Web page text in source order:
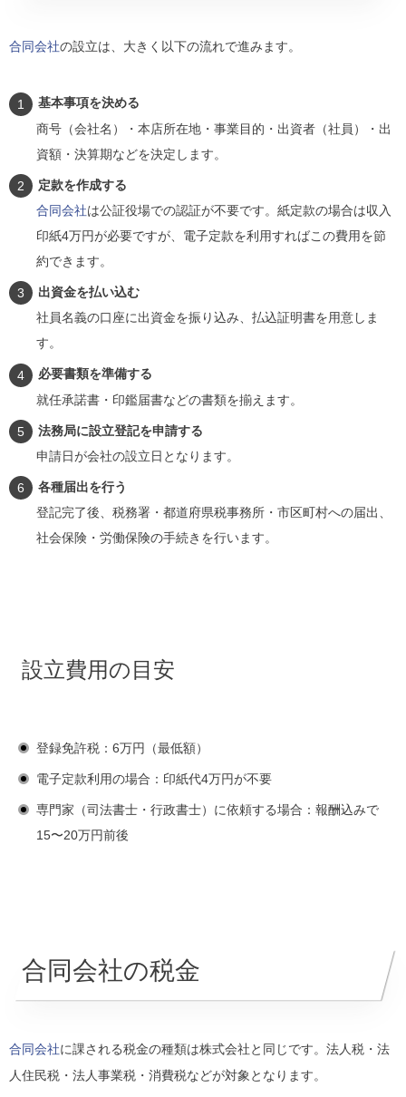
合同会社の設立は、大きく以下の流れで進みます。
基本事項を決める
商号（会社名）・本店所在地・事業目的・出資者（社員）・出
資額・決算期などを決定します。
定款を作成する
合同会社は公証役場での認証が不要です。紙定款の場合は収入
印紙4万円が必要ですが、電子定款を利用すればこの費用を節
約できます。
出資金を払い込む
社員名義の口座に出資金を振り込み、払込証明書を用意しま
す。
必要書類を準備する
就任承諾書・印鑑届書などの書類を揃えます。
法務局に設立登記を申請する
申請日が会社の設立日となります。
各種届出を行う
登記完了後、税務署・都道府県税事務所・市区町村への届出、
社会保険・労働保険の手続きを行います。
設立費用の目安
登録免許税：6万円（最低額）
電子定款利用の場合：印紙代4万円が不要
専門家（司法書士・行政書士）に依頼する場合：報酬込みで
15〜20万円前後
合同会社の税金
合同会社に課される税金の種類は株式会社と同じです。法人税・法
人住民税・法人事業税・消費税などが対象となります。